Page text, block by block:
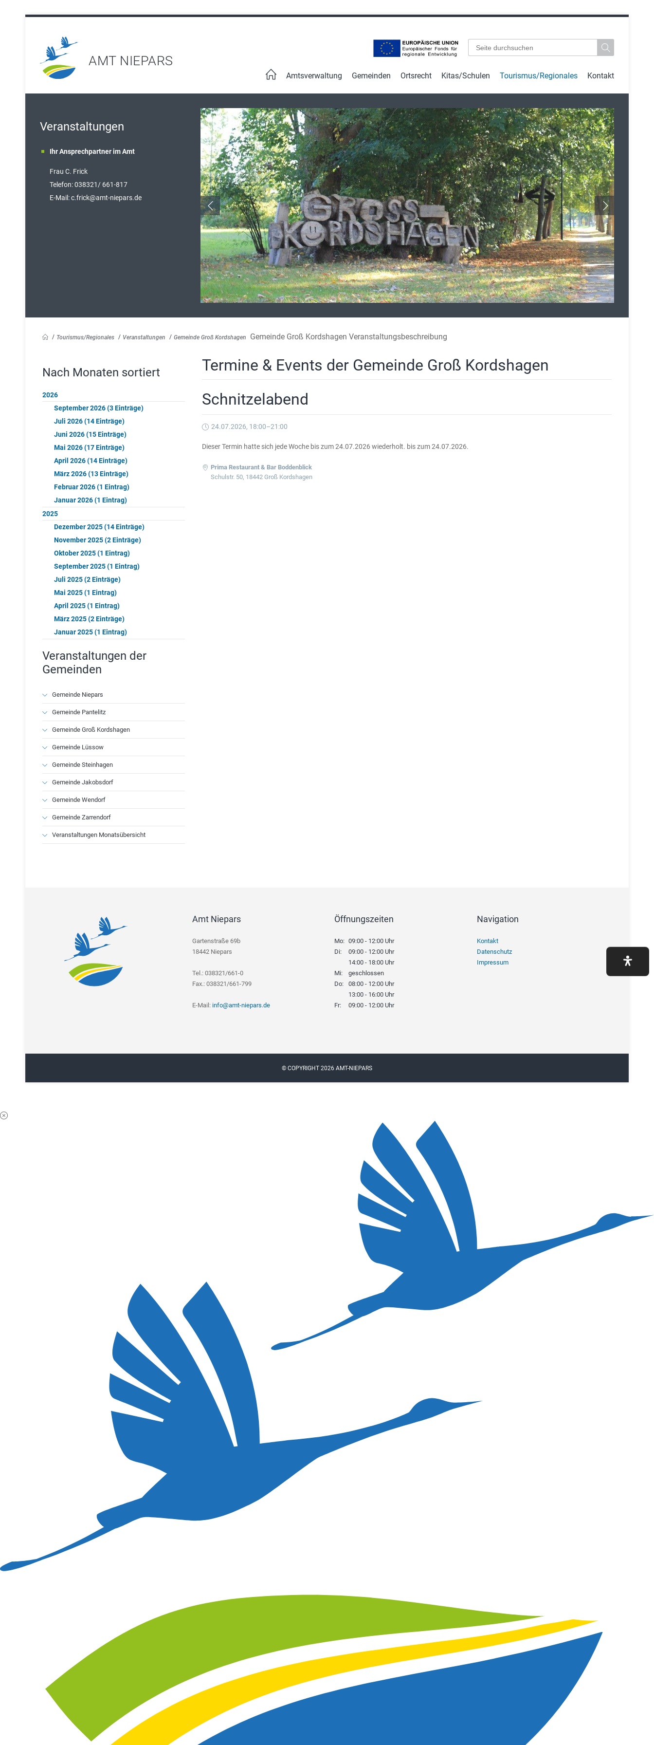
AMT NIEPARS
Suchbegriffe
überspringenAmtsverwaltung Gemeinden Ortsrecht Kitas/Schulen Tourismus/Regionales Kontakt
Veranstaltungen
Ihr Ansprechpartner im Amt
Frau C. Frick
Telefon: 038321/ 661-817
E-Mail:c.frick@amt-niepars.de
Tourismus/Regionales Veranstaltungen Gemeinde Groß Kordshagen Gemeinde Groß Kordshagen Veranstaltungsbeschreibung
Termine & Events der Gemeinde Groß Kordshagen
Schnitzelabend
24.07.2026, 18:00–21:00
Dieser Termin hatte sich jede Woche bis zum 24.07.2026 wiederholt. bis zum 24.07.2026.
Prima Restaurant & Bar Boddenblick
Schulstr. 50, 18442 Groß Kordshagen
Nach Monaten sortiert
2026
September 2026 (3 Einträge)
Juli 2026 (14 Einträge)
Juni 2026 (15 Einträge)
Mai 2026 (17 Einträge)
April 2026 (14 Einträge)
März 2026 (13 Einträge)
Februar 2026 (1 Eintrag)
Januar 2026 (1 Eintrag)
2025
Dezember 2025 (14 Einträge)
November 2025 (2 Einträge)
Oktober 2025 (1 Eintrag)
September 2025 (1 Eintrag)
Juli 2025 (2 Einträge)
Mai 2025 (1 Eintrag)
April 2025 (1 Eintrag)
März 2025 (2 Einträge)
Januar 2025 (1 Eintrag)
Veranstaltungen der
Gemeinden
Navigation
überspringen
Gemeinde Niepars
Gemeinde Pantelitz
Gemeinde Groß Kordshagen
Gemeinde Lüssow
Gemeinde Steinhagen
Gemeinde Jakobsdorf
Gemeinde Wendorf
Gemeinde Zarrendorf
Veranstaltungen Monatsübersicht
Amt Niepars
Gartenstraße 69b
18442 Niepars
Tel.: 038321/661-0
Fax.: 038321/661-799
E-Mail: info@amt-niepars.de
Öffnungszeiten
Mo: 09:00 - 12:00 Uhr
Di:
09:00 - 12:00 Uhr
14:00 - 18:00 Uhr
Mi:
geschlossen
Do:
08:00 - 12:00 Uhr
13:00 - 16:00 Uhr
Fr:
09:00 - 12:00 Uhr
Navigation
Navigation
überspringen
Kontakt
Datenschutz
Impressum
© COPYRIGHT 2026 AMT-NIEPARS